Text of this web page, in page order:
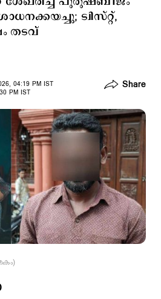
ട്വിസ്റ്റ്,
തടവ്
04:19 PM IST
PM IST
Share